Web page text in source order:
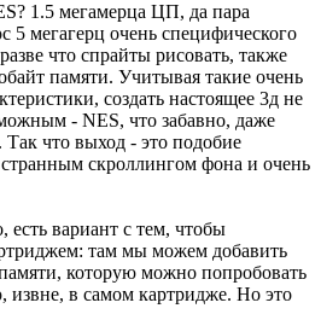
1.5 мегамерца ЦП, да пара
мегагерц очень специфического
что спрайты рисовать, также
памяти. Учитывая такие очень
создать настоящее 3д не
- NES, что забавно, даже
Так что выход - это подобие
скроллингом фона и очень
вариант с тем, чтобы
там мы можем добавить
которую можно попробовать
извне, в самом картридже. Но это